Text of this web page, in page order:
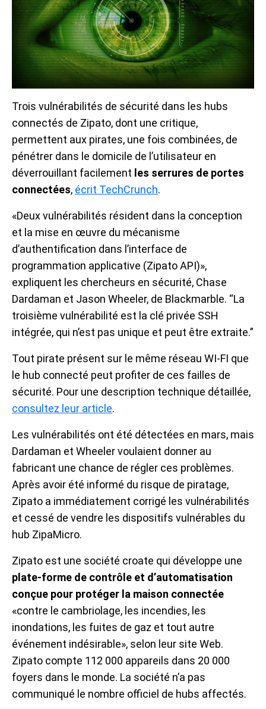
Trois vulnérabilités de sécurité dans les hubs
connectés de Zipato, dont une critique,
permettent aux pirates, une fois combinées, de
pénétrer dans le domicile de l’utilisateur en
déverrouillant facilement les serrures de portes
connectées, écrit TechCrunch.
«Deux vulnérabilités résident dans la conception
et la mise en œuvre du mécanisme
d’authentification dans l’interface de
programmation applicative (Zipato API)»,
expliquent les chercheurs en sécurité, Chase
Dardaman et Jason Wheeler, de Blackmarble. “La
troisième vulnérabilité est la clé privée SSH
intégrée, qui n’est pas unique et peut être extraite.”
Tout pirate présent sur le même réseau WI-FI que
le hub connecté peut profiter de ces failles de
sécurité. Pour une description technique détaillée,
consultez leur article.
Les vulnérabilités ont été détectées en mars, mais
Dardaman et Wheeler voulaient donner au
fabricant une chance de régler ces problèmes.
Après avoir été informé du risque de piratage,
Zipato a immédiatement corrigé les vulnérabilités
et cessé de vendre les dispositifs vulnérables du
hub ZipaMicro.
Zipato est une société croate qui développe une
plate-forme de contrôle et d’automatisation
conçue pour protéger la maison connectée
«contre le cambriolage, les incendies, les
inondations, les fuites de gaz et tout autre
événement indésirable», selon leur site Web.
Zipato compte 112 000 appareils dans 20 000
foyers dans le monde. La société n’a pas
communiqué le nombre officiel de hubs affectés.